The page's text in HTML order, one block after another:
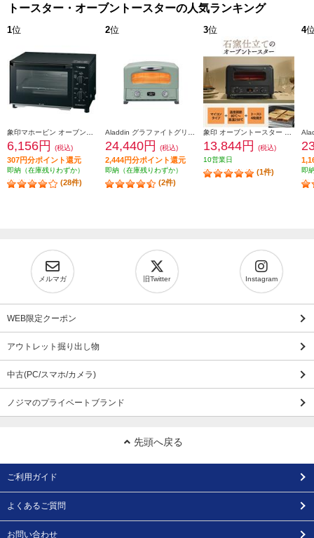
トースター・オーブントースターの人気ランキング
1位
6,156円 (税込)
307円分ポイント還元
即納（在庫残りわずか）
(28件)
2位
24,440円 (税込)
2,444円分ポイント還元
即納（在庫残りわずか）
(2件)
3位
13,844円
(税込)
10営業日
(1件)
4
即
メルマガ 旧Twitter Instagram
WEB限定クーポン
アウトレット掘り出し物
中古(PC/スマホ/カメラ)
ノジマのプライベートブランド
先頭へ戻る
ご利用ガイド
よくあるご質問
お問い合わせ